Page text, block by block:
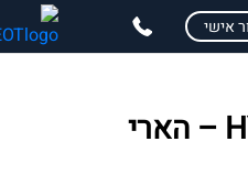
אישי
פיג'ו 3008 HYbrid4 – הארי